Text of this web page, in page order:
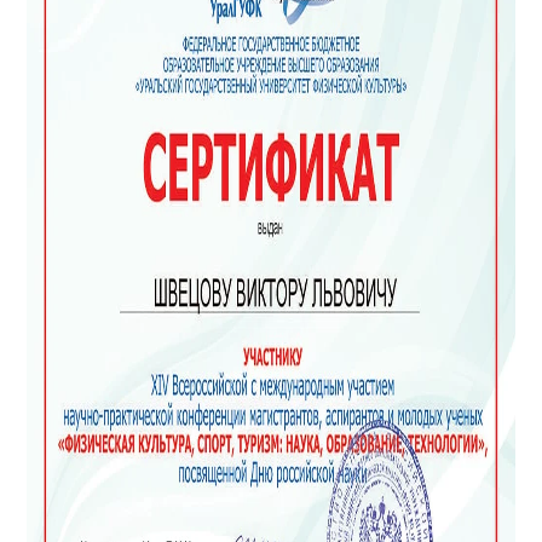
Искренне благодарю дружный и высоко
профессиональный коллектив клиники "Наше
здоровье"- за значительное улучшение
Мы обратились в клинику по рекомендации
своего невролога с проблемами с движением и
питанием - т.к. у дочки ДЦП и питание было
только через гастростому..
Реабилитацияонная программа была
комплексная,обширная- включала в себя
нейростимуляцию,Массаж,
остеопатию,адаптивную физкультуру, а так же
занятия с логопедом и нейропсихологом.
Уже через неделю каждодневной
реабилитации - дочка стала кушать сама через
рот!!- уже три недели мы не пользуемся для